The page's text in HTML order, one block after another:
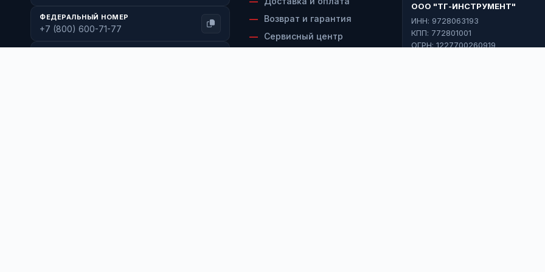
ФЕДЕРАЛЬНЫЙ НОМЕР
+7 (800) 600-71-77
Возврат и гарантия
Сервисный центр
ООО "ТГ-ИНСТРУМЕНТ"
ИНН: 9728063193
КПП: 772801001
ОГРН: 1227700260919